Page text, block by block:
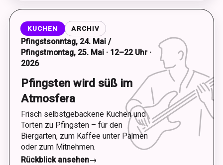
KUCHEN ARCHIV
Pfingstsonntag, 24. Mai /
Pfingstmontag, 25. Mai · 12–22 Uhr ·
2026
Pfingsten wird süß im
Atmosfera
Frisch selbstgebackene Kuchen und
Torten zu Pfingsten – für den
Biergarten, zum Kaffee unter Palmen
oder zum Mitnehmen.
Rückblick ansehen→